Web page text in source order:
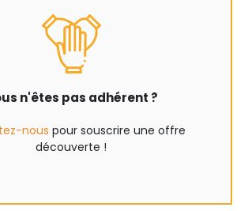
n'êtes pas adhérent ?
nous pour souscrire une offre
découverte !